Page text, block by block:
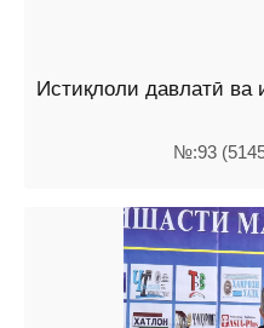
Истиқлоли давлатӣ ва
№:93